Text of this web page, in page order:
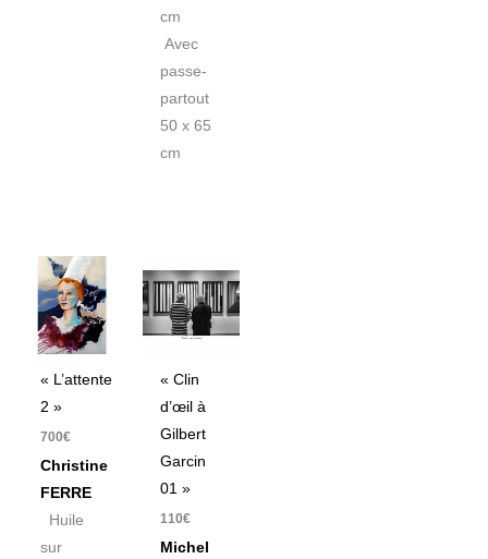
cm
Avec
passe-
partout
50 x 65
cm
« L’attente
2 »
700€
Christine
FERRE
Huile
sur
« Clin
d’œil à
Gilbert
Garcin
01 »
110€
Michel